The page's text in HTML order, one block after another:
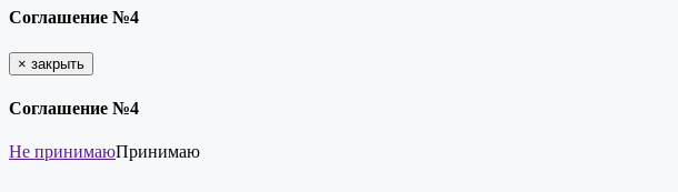
Соглашение №4
× закрыть
Соглашение №4
Не принимаюПринимаю